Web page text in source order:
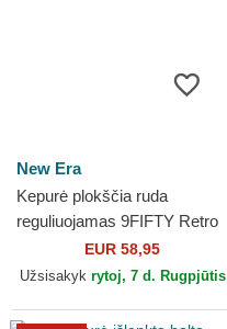
New Era
Kepurė plokščia ruda
reguliuojamas 9FIFTY Retro
Crown Wool Pinstripe
Chicago White Sox MLB
EUR 58,95
Užsisakyk rytoj, 7 d. Rugpjūtis